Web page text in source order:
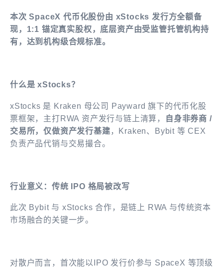
本次 SpaceX 代币化股份由 xStocks 发行方全额备
现，1:1 锚定真实股权，底层资产由受监管托管机构持
有，达到机构级合规标准。
什么是 xStocks？
xStocks 是 Kraken 母公司 Payward 旗下的代币化股
票框架，主打RWA 资产发行与链上清算，
自身非券商 /
交易所，仅做资产发行基建 ，Kraken、Bybit 等 CEX
负责产品代销与交易撮合。
行业意义：传统 IPO 格局被改写
此次 Bybit 与 xStocks 合作，是链上 RWA 与传统资本
市场融合的关键一步。
对散户而言，首次能以IPO 发行价参与 SpaceX 等顶级